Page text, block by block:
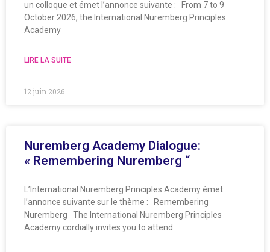
un colloque et émet l’annonce suivante : From 7 to 9
October 2026, the International Nuremberg Principles
Academy
LIRE LA SUITE
12 juin 2026
Nuremberg Academy Dialogue:
« Remembering Nuremberg “
L’International Nuremberg Principles Academy émet
l’annonce suivante sur le thème : Remembering
Nuremberg The International Nuremberg Principles
Academy cordially invites you to attend